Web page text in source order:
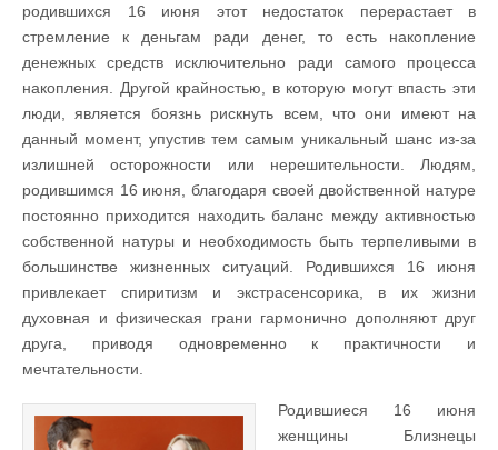
родившихся 16 июня этот недостаток перерастает в
стремление к деньгам ради денег, то есть накопление
денежных средств исключительно ради самого процесса
накопления. Другой крайностью, в которую могут впасть эти
люди, является боязнь рискнуть всем, что они имеют на
данный момент, упустив тем самым уникальный шанс из-за
излишней осторожности или нерешительности. Людям,
родившимся 16 июня, благодаря своей двойственной натуре
постоянно приходится находить баланс между активностью
собственной натуры и необходимость быть терпеливыми в
большинстве жизненных ситуаций. Родившихся 16 июня
привлекает спиритизм и экстрасенсорика, в их жизни
духовная и физическая грани гармонично дополняют друг
друга, приводя одновременно к практичности и
мечтательности.
Родившиеся 16 июня
женщины Близнецы